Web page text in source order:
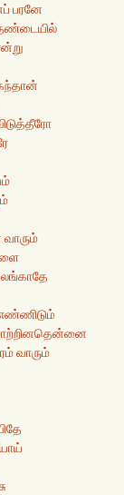
பரனே
எண்ணிடும்
மாற்றினதென்னை
வாரும்